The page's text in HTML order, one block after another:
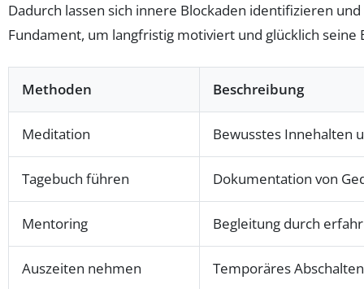
Dadurch lassen sich innere Blockaden identifizieren
Fundament, um langfristig motiviert und glücklich seine
Methoden Beschreibung
Meditation Bewusstes Innehalten
Tagebuch führen Dokumentation von
Mentoring Begleitung durch
Auszeiten nehmen Temporäres